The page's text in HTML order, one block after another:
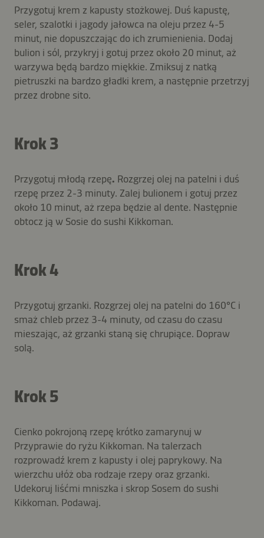
Przygotuj krem z kapusty stożkowej. Duś kapustę,
seler, szalotki i jagody jałowca na oleju przez 4-5
minut, nie dopuszczając do ich zrumienienia. Dodaj
bulion i sól, przykryj i gotuj przez około 20 minut, aż
warzywa będą bardzo miękkie. Zmiksuj z natką
pietruszki na bardzo gładki krem, a następnie przetrzyj
przez drobne sito.
Krok 3
Przygotuj młodą rzepę. Rozgrzej olej na patelni i duś
rzepę przez 2-3 minuty. Zalej bulionem i gotuj przez
około 10 minut, aż rzepa będzie al dente. Następnie
obtocz ją w Sosie do sushi Kikkoman.
Krok 4
Przygotuj grzanki. Rozgrzej olej na patelni do 160°C i
smaż chleb przez 3-4 minuty, od czasu do czasu
mieszając, aż grzanki staną się chrupiące. Dopraw
solą.
Krok 5
Cienko pokrojoną rzepę krótko zamarynuj w
Przyprawie do ryżu Kikkoman. Na talerzach
rozprowadź krem z kapusty i olej paprykowy. Na
wierzchu ułóż oba rodzaje rzepy oraz grzanki.
Udekoruj liśćmi mniszka i skrop Sosem do sushi
Kikkoman. Podawaj.